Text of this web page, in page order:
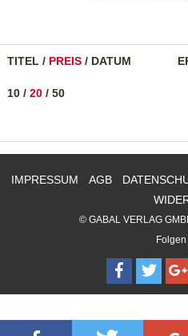
TITEL / PREIS / DATUM
10 / 20 / 50
IMPRESSUM AGB
© GABAL VERLAG